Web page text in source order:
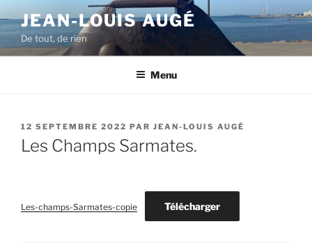
au
contenu
principal
JEAN-LOUIS AUGÉ
De tout, de rien
Menu
PUBLIÉ
LE
12 SEPTEMBRE 2022 PAR JEAN-LOUIS AUGÉ
Les Champs Sarmates.
Les-champs-Sarmates-copie Télécharger